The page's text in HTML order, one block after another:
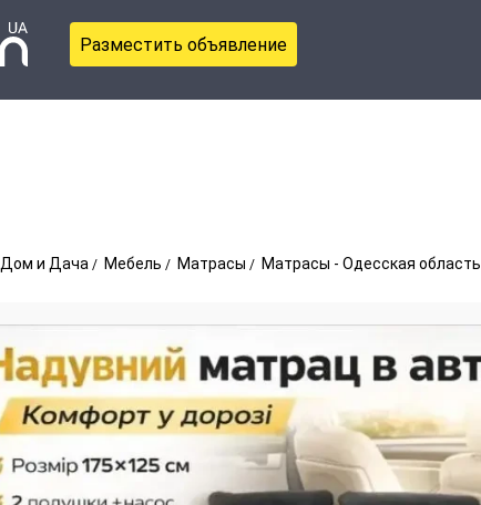
Разместить объявление
Дом и Дача Мебель Матрасы Матрасы - Одесская область